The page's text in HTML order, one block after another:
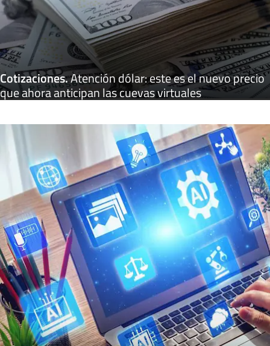
Cotizaciones.Atención dólar: este es el nuevo precio
que ahora anticipan las cuevas virtuales